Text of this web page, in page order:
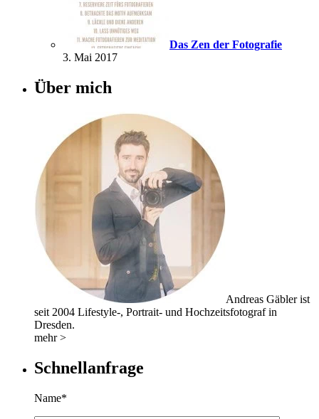
Das Zen der Fotografie
3. Mai 2017
Über mich
Andreas Gäbler ist
seit 2004 Lifestyle-, Portrait- und Hochzeitsfotograf in
Dresden.
mehr >
Schnellanfrage
Name*